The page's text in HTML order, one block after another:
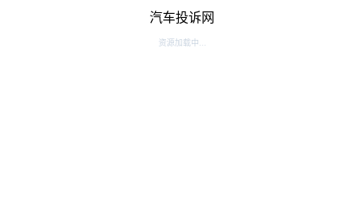
汽车投诉网
资源加载中...